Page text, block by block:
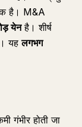
है। M&A
येनहै। शीर्ष
यहलगभग
गंभीर होती जा